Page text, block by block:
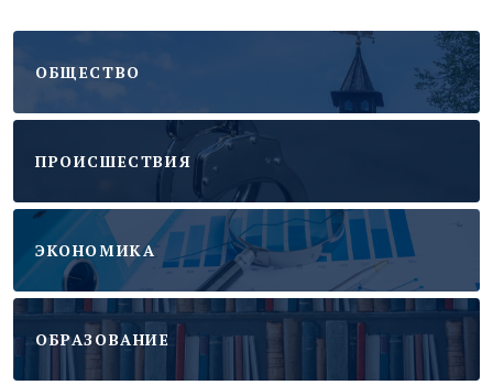
ОБЩЕСТВО
ПРОИСШЕСТВИЯ
ЭКОНОМИКА
ОБРАЗОВАНИЕ